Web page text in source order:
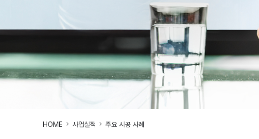
HOME 사업실적 주요 시공 사례